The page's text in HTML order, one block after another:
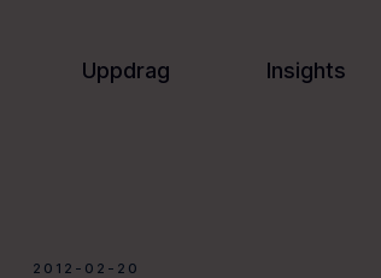
Uppdrag Insights
2012-02-20